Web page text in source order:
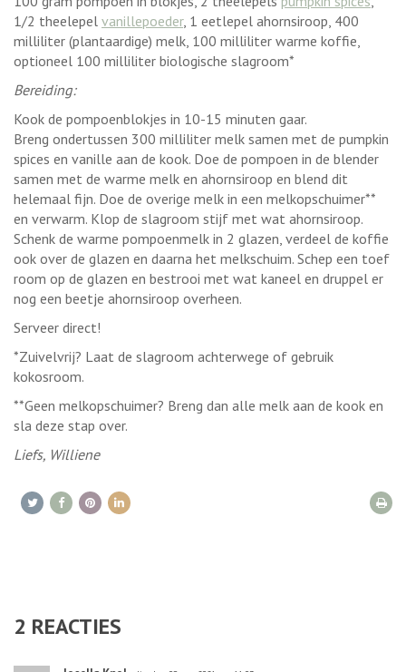
1/2 theelepel vanillepoeder, 1 eetlepel ahornsiroop, 400
milliliter (plantaardige) melk, 100 milliliter warme koffie,
optioneel 100 milliliter biologische slagroom*
Bereiding:
Kook de pompoenblokjes in 10-15 minuten gaar.
Breng ondertussen 300 milliliter melk samen met de pumpkin
spices en vanille aan de kook. Doe de pompoen in de blender
samen met de warme melk en ahornsiroop en blend dit
helemaal fijn. Doe de overige melk in een melkopschuimer**
en verwarm. Klop de slagroom stijf met wat ahornsiroop.
Schenk de warme pompoenmelk in 2 glazen, verdeel de koffie
ook over de glazen en daarna het melkschuim. Schep een toef
room op de glazen en bestrooi met wat kaneel en druppel er
nog een beetje ahornsiroop overheen.
Serveer direct!
*Zuivelvrij? Laat de slagroom achterwege of gebruik
kokosroom.
**Geen melkopschuimer? Breng dan alle melk aan de kook en
sla deze stap over.
Liefs, Williene
2 REACTIES